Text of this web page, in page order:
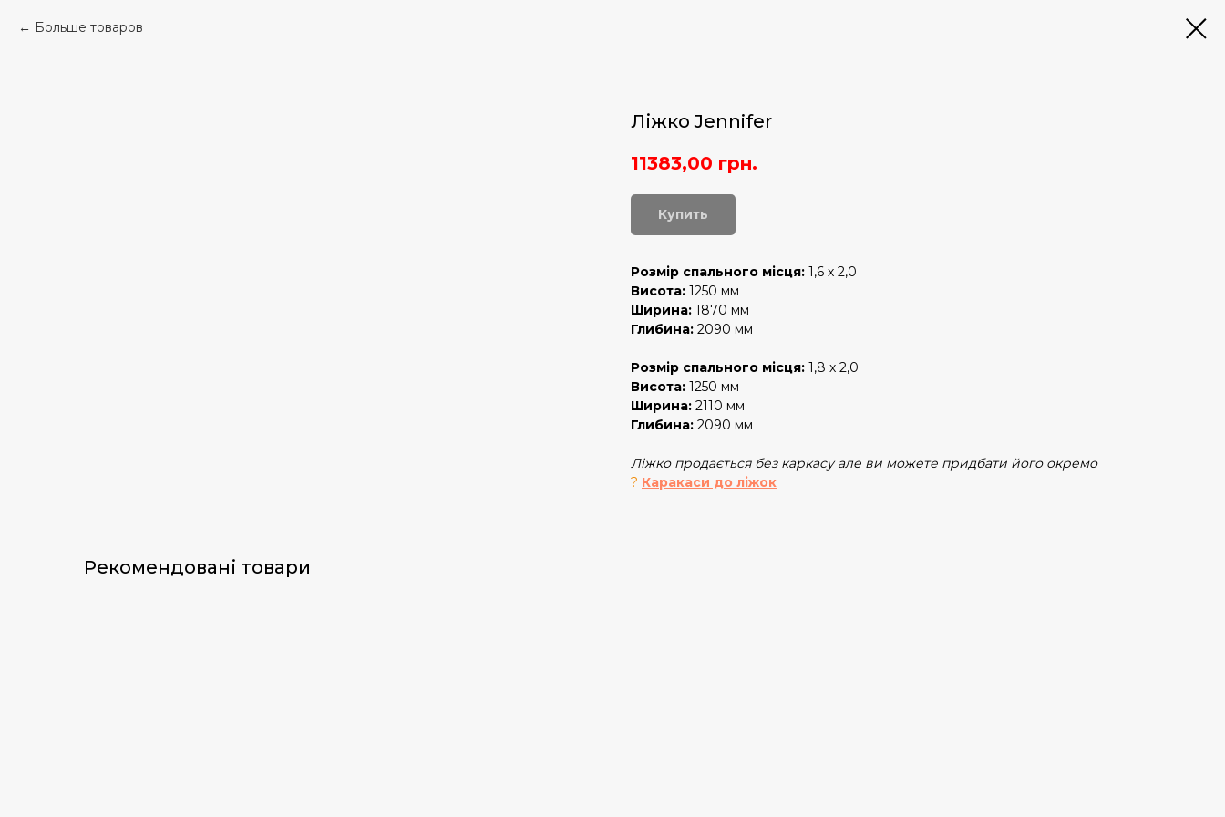
Больше товаров
Ліжко Jennifer
11383,00 грн.
Купить
Розмір спального місця: 1,6 х 2,0
Висота: 1250 мм
Ширина: 1870 мм
Глибина: 2090 мм
Розмір спального місця: 1,8 х 2,0
Висота: 1250 мм
Ширина: 2110 мм
Глибина: 2090 мм
Ліжко продається без каркасу але ви можете придбати його окремо
? Каракаси до ліжок
Рекомендовані товари